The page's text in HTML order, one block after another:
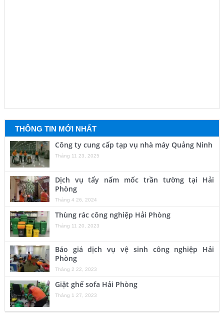
THÔNG TIN MỚI NHẤT
Công ty cung cấp tạp vụ nhà máy Quảng Ninh
Tháng 11 23, 2025
Dịch vụ tẩy nấm mốc trần tường tại Hải
Phòng
Tháng 4 26, 2024
Thùng rác công nghiệp Hải Phòng
Tháng 11 20, 2023
Báo giá dịch vụ vệ sinh công nghiệp Hải
Phòng
Tháng 2 22, 2023
Giặt ghế sofa Hải Phòng
Tháng 1 27, 2023